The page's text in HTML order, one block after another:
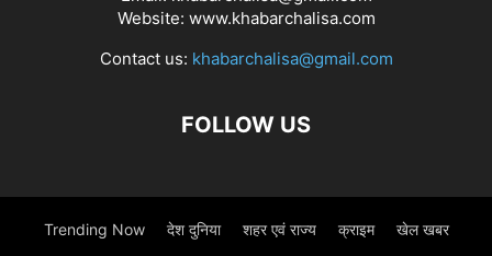
Website: www.khabarchalisa.com
Contact us: khabarchalisa@gmail.com
FOLLOW US
Trending Now देश दुनिया शहर एवं राज्य क्राइम खेल खबर